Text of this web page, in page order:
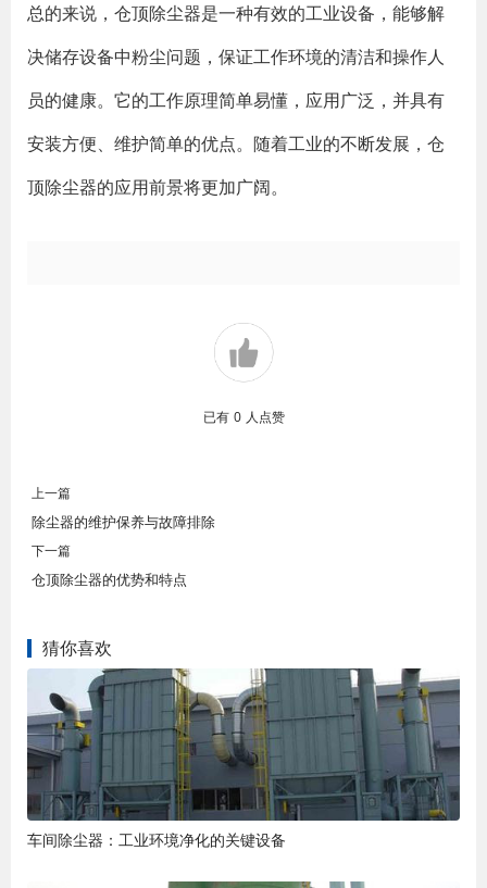
总的来说，仓顶除尘器是一种有效的工业设备，能够解
决储存设备中粉尘问题，保证工作环境的清洁和操作人
员的健康。它的工作原理简单易懂，应用广泛，并具有
安装方便、维护简单的优点。随着工业的不断发展，仓
顶除尘器的应用前景将更加广阔。
已有 0 人点赞
上一篇
除尘器的维护保养与故障排除
下一篇
仓顶除尘器的优势和特点
猜你喜欢
车间除尘器：工业环境净化的关键设备